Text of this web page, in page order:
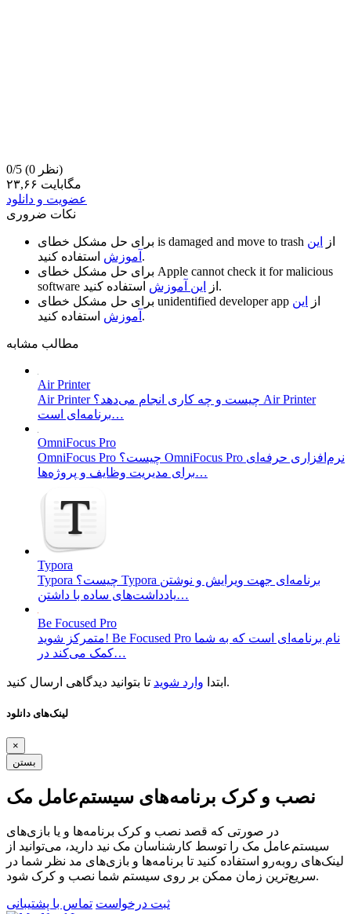
0/5
(0 نظر)
۲۳,۶۶ مگابایت
عضویت و دانلود
نکات ضروری
is damaged and move to trash از
این
آموزش استفاده کنید.
Apple cannot check it for malicious
software
از این آموزش
استفاده کنید.
unidentified developer app از
این
آموزش استفاده کنید.
مطالب مشابه
Air Printer
Air Printer چیست و چه کاری انجام می‌دهد؟ Air Printer
برنامه‌ای است…
OmniFocus Pro
OmniFocus Pro چیست؟ OmniFocus Pro نرم‌افزاری حرفه‌ای
برای مدیریت وظایف و پروژه‌ها…
Typora
Typora چیست؟ Typora برنامه‌ای جهت ویرایش و نوشتن
یادداشت‌های ساده با داشتن…
Be Focused Pro
متمرکز شوید! Be Focused Pro نام برنامه‌ای است که به شما
کمک می‌کند در…
ابتدا وارد شوید تا بتوانید دیدگاهی ارسال کنید.
لینک‌های دانلود
×
بستن
نصب و کرک برنامه‌های سیستم‌عامل مک
در صورتی که قصد نصب و کرک برنامه‌ها و یا بازی‌های
سیستم‌عامل مک را توسط کارشناسان مک نید دارید، می‌توانید از
لینک‌های رو‌به‌رو استفاده کنید تا برنامه‌ها و بازی‌های مد نظر شما در
سریع‌ترین زمان ممکن بر روی سیستم شما نصب و کرک شود.
ثبت درخواست تماس با پشتیبانی